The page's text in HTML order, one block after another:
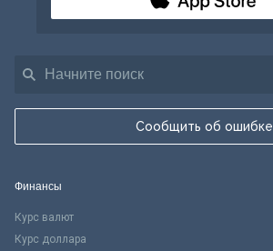
Сообщить об ошибке
Финансы
Курс валют
Курс доллара